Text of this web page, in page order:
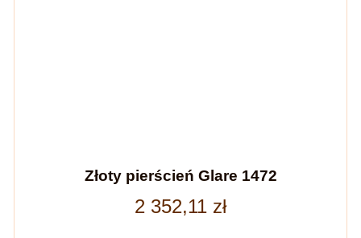
Złoty pierścień Glare 1472
2 352,11 zł